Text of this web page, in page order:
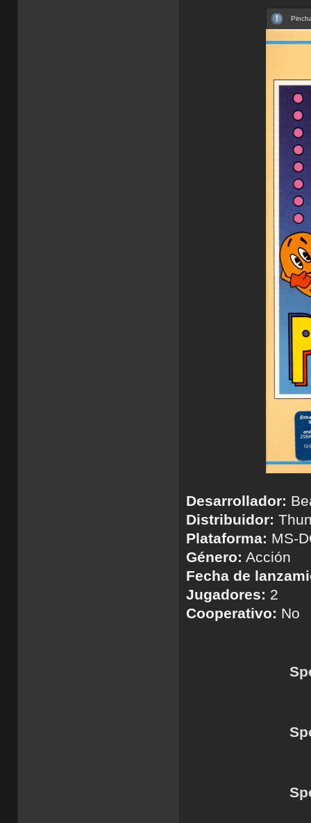
Desarrollador:
Distribuidor:
Plataforma: MS-
Género: Acción
Fecha de
Jugadores: 2
Cooperativo: No